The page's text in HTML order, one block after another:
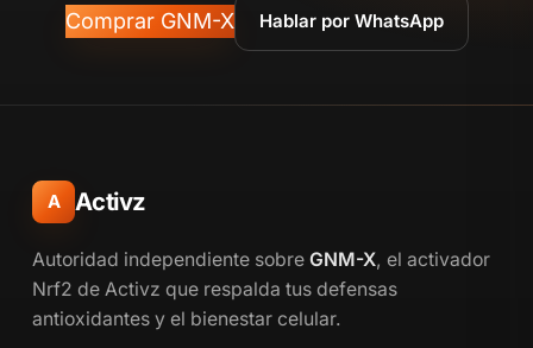
Comprar GNM-X Hablar por WhatsApp
A Activz
Autoridad independiente sobre GNM-X, el activador
Nrf2 de Activz que respalda tus defensas
antioxidantes y el bienestar celular.